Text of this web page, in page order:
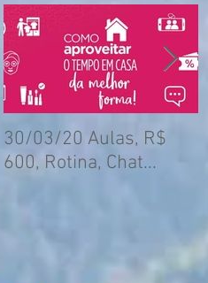
30/03/20 Aulas, R$
600, Rotina, Chat...